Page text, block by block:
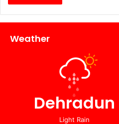
Weather
Dehradun
Light Rain